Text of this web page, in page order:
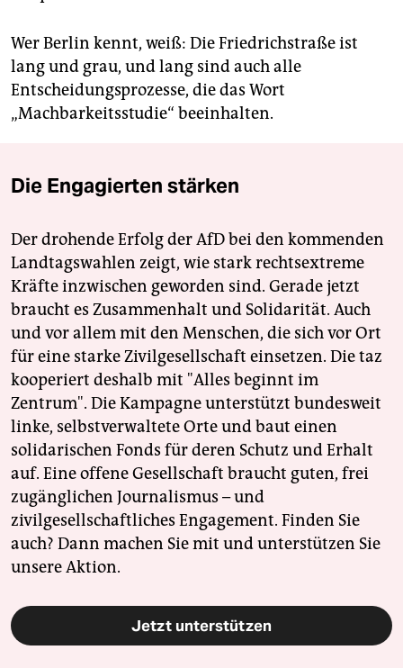
Wer Berlin kennt, weiß: Die Friedrichstraße ist
lang und grau, und lang sind auch alle
Entscheidungsprozesse, die das Wort
„Machbarkeitsstudie“ beeinhalten.
Die Engagierten stärken
Der drohende Erfolg der AfD bei den kommenden
Landtagswahlen zeigt, wie stark rechtsextreme
Kräfte inzwischen geworden sind. Gerade jetzt
braucht es Zusammenhalt und Solidarität. Auch
und vor allem mit den Menschen, die sich vor Ort
für eine starke Zivilgesellschaft einsetzen. Die taz
kooperiert deshalb mit "Alles beginnt im
Zentrum". Die Kampagne unterstützt bundesweit
linke, selbstverwaltete Orte und baut einen
solidarischen Fonds für deren Schutz und Erhalt
auf. Eine offene Gesellschaft braucht guten, frei
zugänglichen Journalismus – und
zivilgesellschaftliches Engagement. Finden Sie
auch? Dann machen Sie mit und unterstützen Sie
unsere Aktion.
Jetzt unterstützen